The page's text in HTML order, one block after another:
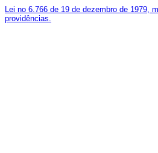
Lei no 6.766 de 19 de dezembro de 1979,
providências.